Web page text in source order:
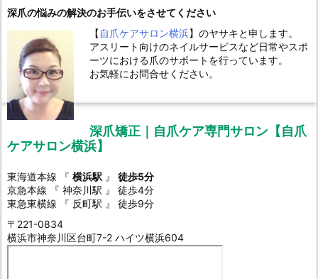
深爪の悩みの解決のお手伝いをさせてください
【 自爪ケアサロン横浜】のヤサキと申します。
アスリート向けのネイルサービスなど日常やスポ
ーツにおける爪のサポートを行っています。
お気軽にお問合せください。
深爪矯正｜自爪ケア専門サロン【自爪
ケアサロン横浜】
東海道本線 『 横浜駅 』 徒歩5分
京急本線 『 神奈川駅 』 徒歩4分
東急東横線 『 反町駅 』 徒歩9分
〒221-0834
横浜市神奈川区台町7-2 ハイツ横浜604